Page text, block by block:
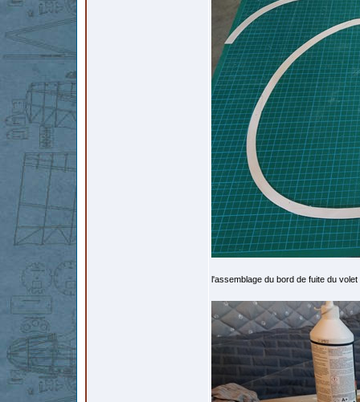
l'assemblage du bord de fuite du